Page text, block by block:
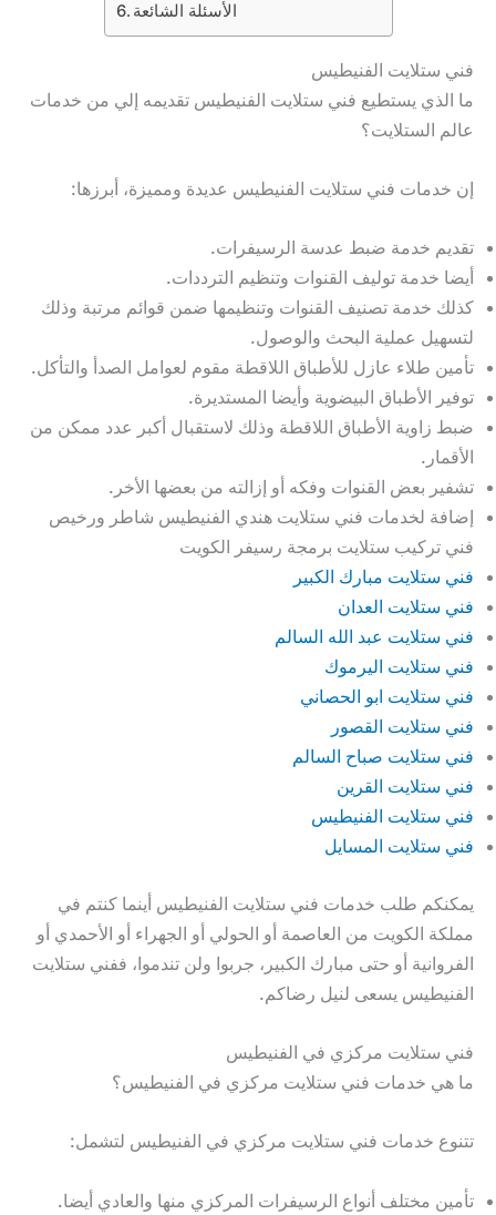
الأسئلة الشائعة
فني ستلايت الفنيطيس
ما الذي يستطيع فني ستلايت الفنيطيس تقديمه إلي من خدمات
عالم الستلايت؟
إن خدمات فني ستلايت الفنيطيس عديدة ومميزة، أبرزها:
تقديم خدمة ضبط عدسة الرسيفرات.
أيضا خدمة توليف القنوات وتنظيم الترددات.
كذلك خدمة تصنيف القنوات وتنظيمها ضمن قوائم مرتبة وذلك
لتسهيل عملية البحث والوصول.
تأمين طلاء عازل للأطباق اللاقطة مقوم لعوامل الصدأ والتأكل.
توفير الأطباق البيضوية وأيضا المستديرة.
ضبط زاوية الأطباق اللاقطة وذلك لاستقبال أكبر عدد ممكن من
الأقمار.
تشفير بعض القنوات وفكه أو إزالته من بعضها الأخر.
إضافة لخدمات فني ستلايت هندي الفنيطيس شاطر ورخيص
فني تركيب ستلايت برمجة رسيفر الكويت
فني ستلايت مبارك الكبير
فني ستلايت العدان
فني ستلايت عبد الله السالم
فني ستلايت اليرموك
فني ستلايت ابو الحصاني
فني ستلايت القصور
فني ستلايت صباح السالم
فني ستلايت القرين
فني ستلايت الفنيطيس
فني ستلايت المسايل
يمكنكم طلب خدمات فني ستلايت الفنيطيس أينما كنتم في
مملكة الكويت من العاصمة أو الحولي أو الجهراء أو الأحمدي أو
الفروانية أو حتى مبارك الكبير، جربوا ولن تندموا، ففني ستلايت
الفنيطيس يسعى لنيل رضاكم.
فني ستلايت مركزي في الفنيطيس
ما هي خدمات فني ستلايت مركزي في الفنيطيس؟
تتنوع خدمات فني ستلايت مركزي في الفنيطيس لتشمل:
تأمين مختلف أنواع الرسيفرات المركزي منها والعادي أيضا.